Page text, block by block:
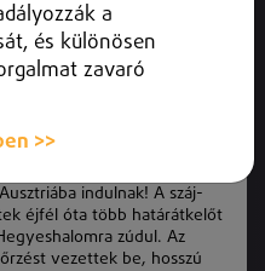
indulnak! A száj-
éjfél óta több határátkelőt
zúdul. Az
vezettek be, hosszú
a
és különösen
zavaró
>>